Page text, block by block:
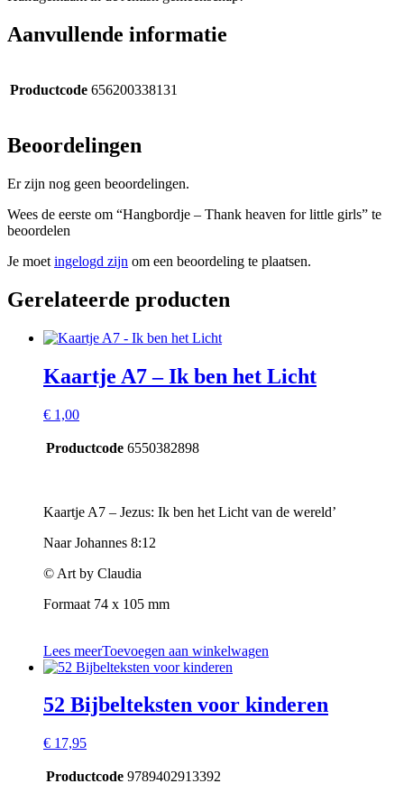
Aanvullende informatie
Productcode 656200338131
Beoordelingen
Er zijn nog geen beoordelingen.
Wees de eerste om “Hangbordje – Thank heaven for little girls” te
beoordelen
Je moet ingelogd zijn om een beoordeling te plaatsen.
Gerelateerde producten
Kaartje A7 – Ik ben het Licht
€ 1,00
Productcode 6550382898
Kaartje A7 – Jezus: Ik ben het Licht van de wereld’
Naar Johannes 8:12
© Art by Claudia
Formaat 74 x 105 mm
Lees meerToevoegen aan winkelwagen
52 Bijbelteksten voor kinderen
€ 17,95
Productcode 9789402913392